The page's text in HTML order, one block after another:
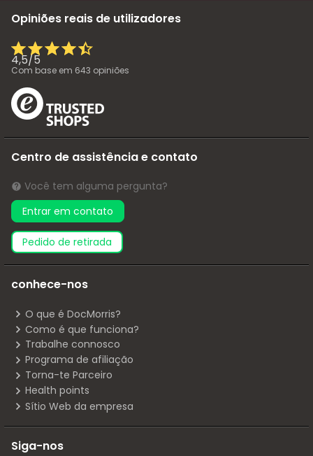
Opiniões reais de utilizadores
4,5/5
Com base em 643 opiniões
Centro de assistência e contato
Você tem alguma pergunta?
Entrar em contato
pedido de retirada
conhece-nos
O que é DocMorris?
Como é que funciona?
Trabalhe connosco
Programa de afiliação
Torna-te Parceiro
Health points
Sítio Web da empresa
Siga-nos